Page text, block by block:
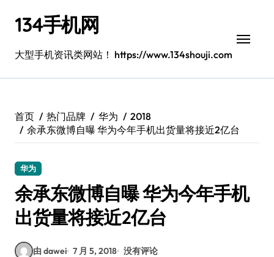
134手机网
大型手机资讯类网站！ https://www.134shouji.com
首页 热门品牌 华为
2018
余承东微博自曝 华为今年手机出货量将接近2亿台
华为
余承东微博自曝 华为今年手机
出货量将接近2亿台
由 dawei 7 月 5, 2018 没有评论